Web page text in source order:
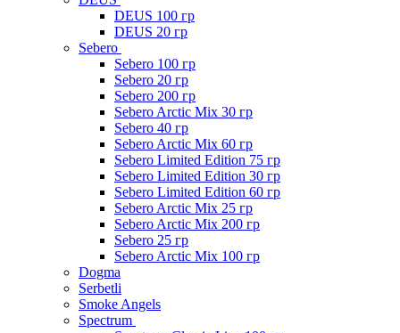
DEUS 100 гр
DEUS 20 гр
Sebero
Sebero 100 гр
Sebero 20 гр
Sebero 200 гр
Sebero Arctic Mix 30 гр
Sebero 40 гр
Sebero Arctic Mix 60 гр
Sebero Limited Edition 75 гр
Sebero Limited Edition 30 гр
Sebero Limited Edition 60 гр
Sebero Arctic Mix 25 гр
Sebero Arctic Mix 200 гр
Sebero 25 гр
Sebero Arctic Mix 100 гр
Dogma
Serbetli
Smoke Angels
Spectrum